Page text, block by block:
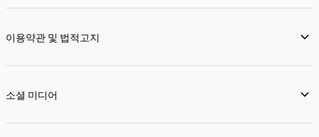
이용약관 및 법적고지
소셜 미디어